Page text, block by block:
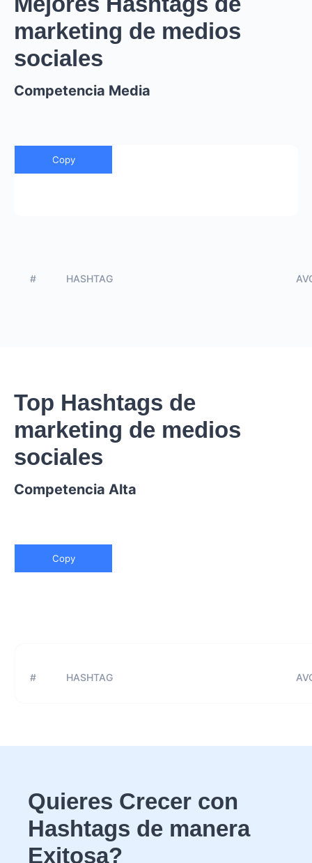
marketing de medios
sociales
Competencia Media
Copy
# HASHTAG
Top Hashtags de
marketing de medios
sociales
Competencia Alta
Copy
# HASHTAG
Quieres Crecer con
Hashtags de manera
Exitosa?